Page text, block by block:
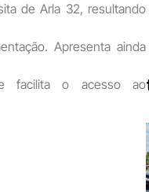
de Arla 32, resultando
Apresenta ainda
facilita o acesso ao